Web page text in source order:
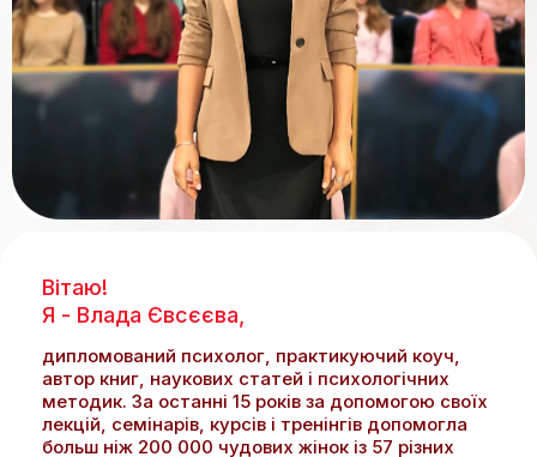
Вітаю!
Я - Влада Євсєєва,
дипломований психолог, практикуючий коуч,
автор книг, наукових статей і психологічних
методик. За останні 15 років за допомогою своїх
лекцій, семінарів, курсів і тренінгів допомогла
больш ніж 200 000 чудових жінок із 57 різних